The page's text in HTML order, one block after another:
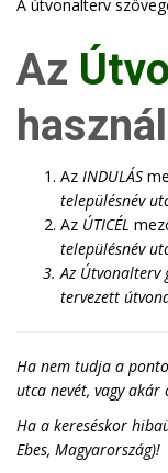
A útvonalterv
Az
Az INDULÁS
településnév
Az ÚTICÉL
településnév
Az Útvonalterv
tervezett
Ha nem tudja a
utca nevét, vagy akár
Ha a kereséskor
Ebes, Magyarország)!